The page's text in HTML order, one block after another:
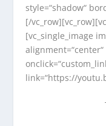
style=“shadow“
[/
[vc_single_image
alignment=“center“
link=“https://